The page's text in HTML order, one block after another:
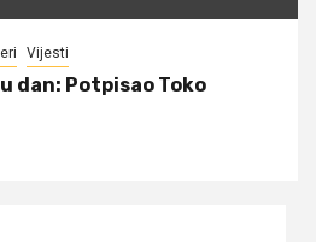
Vijesti
dan: Potpisao Toko